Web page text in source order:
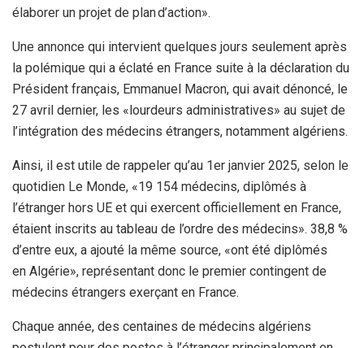
élaborer un projet de plan d’action».
Une annonce qui intervient quelques jours seulement après
la polémique qui a éclaté en France suite à la déclaration du
Président français, Emmanuel Macron, qui avait dénoncé, le
27 avril dernier, les «lourdeurs administratives» au sujet de
l’intégration des médecins étrangers, notamment algériens.
Ainsi, il est utile de rappeler qu’au 1er janvier 2025, selon le
quotidien Le Monde, «19 154 médecins, diplômés à
l’étranger hors UE et qui exercent officiellement en France,
étaient inscrits au tableau de l’ordre des médecins». 38,8 %
d’entre eux, a ajouté la même source, «ont été diplômés
en Algérie», représentant donc le premier contingent de
médecins étrangers exerçant en France.
Chaque année, des centaines de médecins algériens